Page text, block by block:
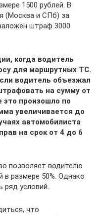
1500 рублей. В
(Москва и СПб) за
штраф 3000
когда водитель
для маршрутных ТС.
водитель объезжал
на сумму от
это произошло по
увеличивается до
автомобилиста
на срок от 4 до 6
позволяет водителю
размере 50%. Однако
ряд условий.
что